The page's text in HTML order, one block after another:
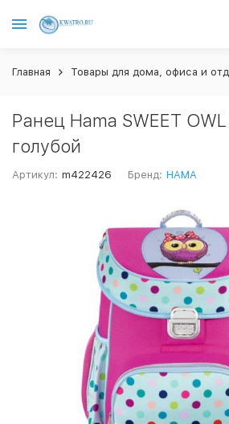
Главная Товары для дома, офиса и
Ранец Hama SWEET
голубой
Артикул: m422426 Бренд: HAMA